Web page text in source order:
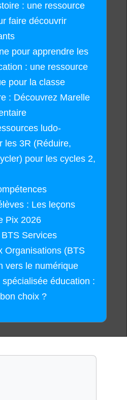
: une ressource
faire découvrir
pour apprendre les
: une ressource
pour la classe
: Découvrez Marelle
ludo-
les 3R (Réduire,
pour les cycles 2,
: Les leçons
Pix 2026
Services
Organisations (BTS
vers le numérique
éducation :
choix ?